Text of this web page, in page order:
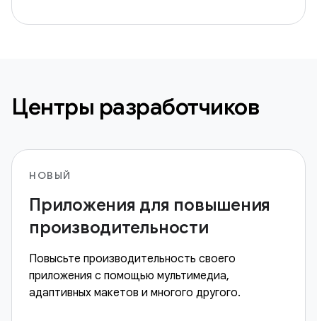
Центры разработчиков
НОВЫЙ
Приложения для повышения
производительности
Повысьте производительность своего
приложения с помощью мультимедиа,
адаптивных макетов и многого другого.